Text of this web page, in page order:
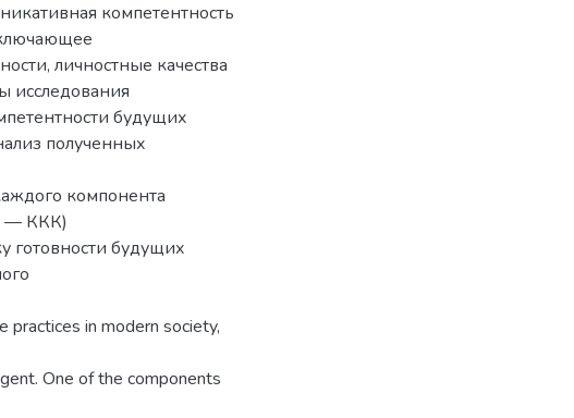
компетентность
личностные качества
исследования
будущих
полученных
компонента
— ККК)
готовности будущих
practices in modern society,
One of the components